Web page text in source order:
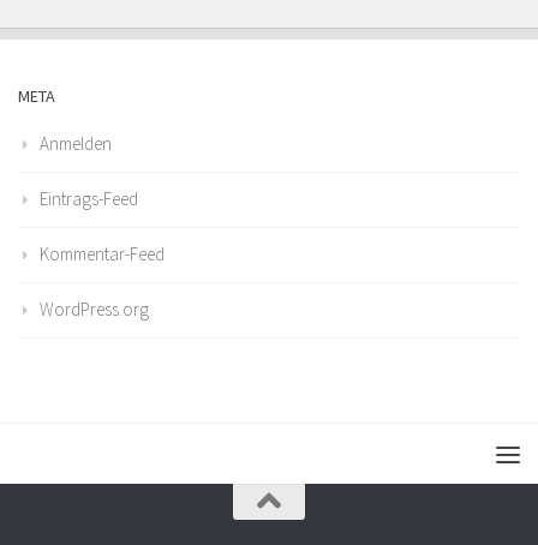
META
Anmelden
Eintrags-Feed
Kommentar-Feed
WordPress.org